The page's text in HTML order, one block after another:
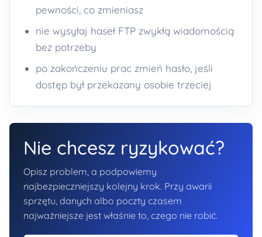
pewności, co zmieniasz
nie wysyłaj haseł FTP zwykłą wiadomością
bez potrzeby
po zakończeniu prac zmień hasło, jeśli
dostęp był przekazany osobie trzeciej
Nie chcesz ryzykować?
Opisz problem, a podpowiemy
najbezpieczniejszy kolejny krok. Przy awarii
sprzętu, danych albo poczty czasem
najważniejsze jest właśnie to, czego nie robić.